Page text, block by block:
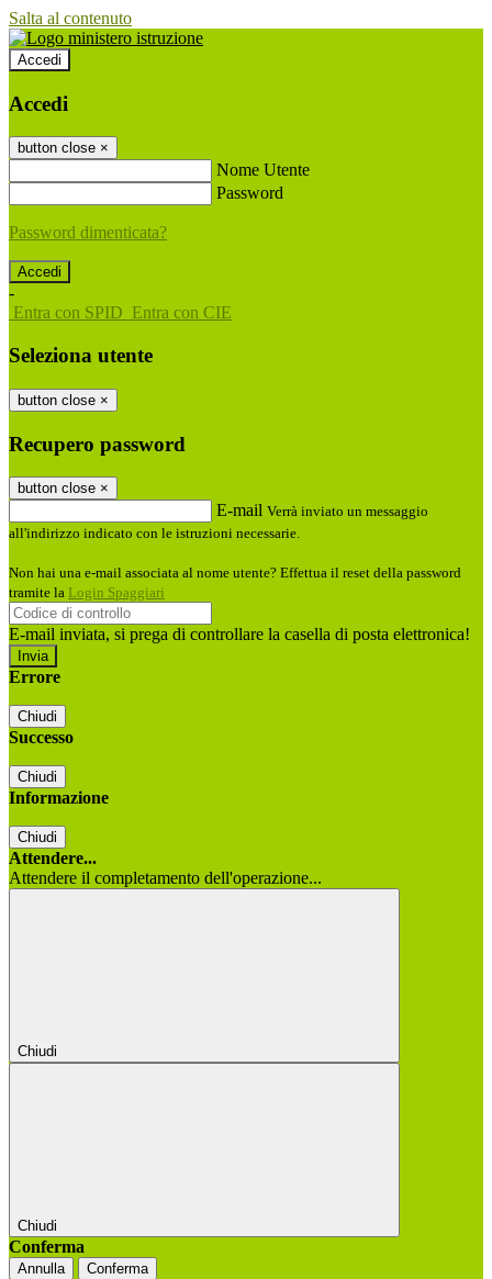
Salta al contenuto
Accedi
Accedi
button close ×
Nome Utente
Password
Password dimenticata?
-
Entra con SPID Entra con CIE
Seleziona utente
button close ×
Recupero password
button close ×
E-mail Verrà inviato un messaggio
all'indirizzo indicato con le istruzioni necessarie.
Non hai una e-mail associata al nome utente? Effettua il reset della password
tramite la Login Spaggiari
E-mail inviata, si prega di controllare la casella di posta elettronica!
Errore
Chiudi
Successo
Chiudi
Informazione
Chiudi
Attendere...
Attendere il completamento dell'operazione...
Chiudi
Chiudi
Conferma
Annulla Conferma